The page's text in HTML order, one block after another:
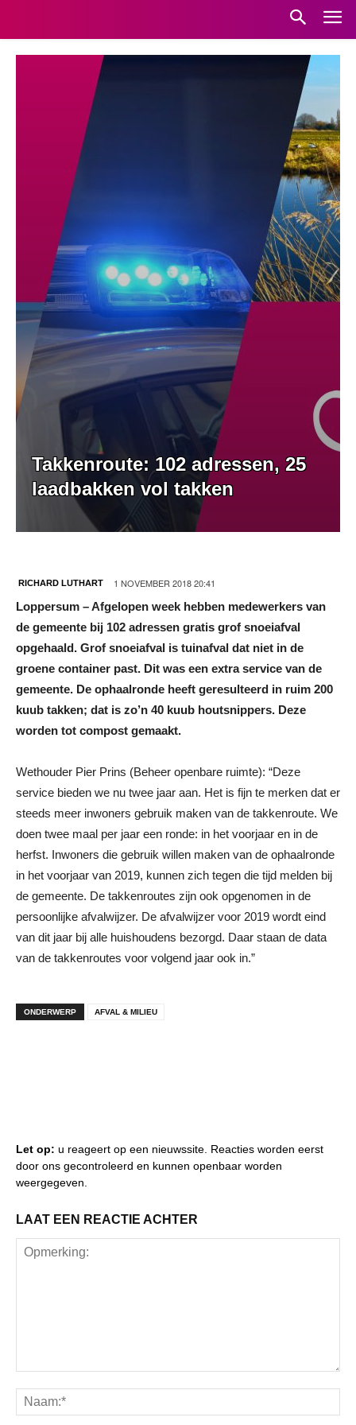
Takkenroute: 102 adressen, 25
laadbakken vol takken
RICHARD LUTHART 1 NOVEMBER 2018 20:41
Loppersum – Afgelopen week hebben medewerkers van
de gemeente bij 102 adressen gratis grof snoeiafval
opgehaald. Grof snoeiafval is tuinafval dat niet in de
groene container past. Dit was een extra service van de
gemeente. De ophaalronde heeft geresulteerd in ruim 200
kuub takken; dat is zo’n 40 kuub houtsnippers. Deze
worden tot compost gemaakt.
Wethouder Pier Prins (Beheer openbare ruimte): “Deze
service bieden we nu twee jaar aan. Het is fijn te merken dat er
steeds meer inwoners gebruik maken van de takkenroute. We
doen twee maal per jaar een ronde: in het voorjaar en in de
herfst. Inwoners die gebruik willen maken van de ophaalronde
in het voorjaar van 2019, kunnen zich tegen die tijd melden bij
de gemeente. De takkenroutes zijn ook opgenomen in de
persoonlijke afvalwijzer. De afvalwijzer voor 2019 wordt eind
van dit jaar bij alle huishoudens bezorgd. Daar staan de data
van de takkenroutes voor volgend jaar ook in.”
ONDERWERP AFVAL & MILIEU
Let op: u reageert op een nieuwssite. Reacties worden eerst
door ons gecontroleerd en kunnen openbaar worden
weergegeven.
LAAT EEN REACTIE ACHTER